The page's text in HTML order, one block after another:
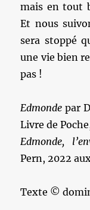
mais en tout
Et nous
sera stoppé
une vie bien
pas !
Edmonde par
Livre de
Edmonde,
Pern, 2022
Texte ©